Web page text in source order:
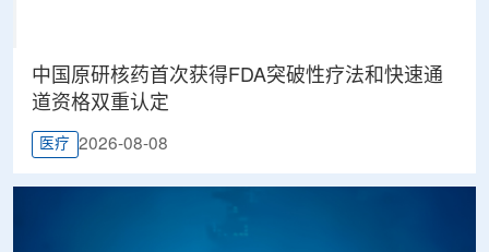
中国原研核药首次获得FDA突破性疗法和快速通
道资格双重认定
医疗 2026-08-08